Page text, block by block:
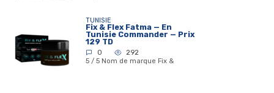
TUNISIE
Fix & Flex Fatma — En
Tunisie Commander — Prix
129 TD
0
292
5 / 5 Nom de marque Fix &